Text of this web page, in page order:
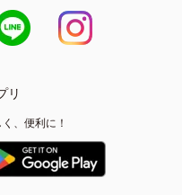
リ
、便利に！